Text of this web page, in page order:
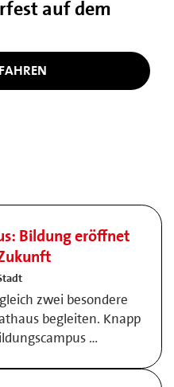
auf dem
Bildung eröffnet
zwei besondere
begleiten. Knapp
…